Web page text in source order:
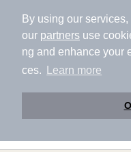
By using our
our partners use
ng and enhance your
ces.
Learn more
地図から探す
特徴から探す
温泉地から探す